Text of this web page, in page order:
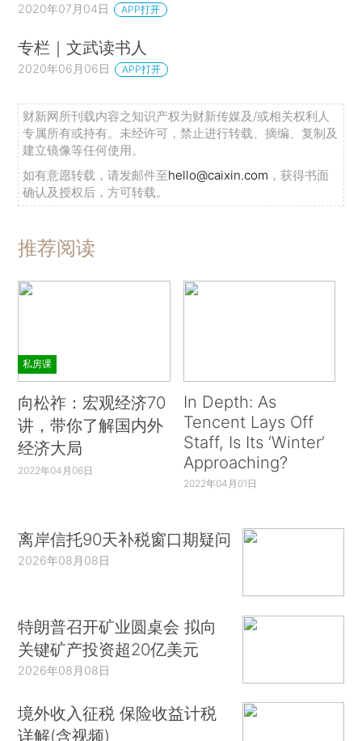
2020年07月04日 APP打开
专栏｜文武读书人
2020年06月06日 APP打开
财新网所刊载内容之知识产权为财新传媒及/或相关权利人
专属所有或持有。未经许可，禁止进行转载、摘编、复制及
建立镜像等任何使用。
如有意愿转载，请发邮件至hello@caixin.com ，获得书面
确认及授权后，方可转载。
推荐阅读
私房课
向松祚：宏观经济70
讲，带你了解国内外
经济大局
2022年04月06日
In Depth: As
Tencent Lays Off
Staff, Is Its ‘Winter’
Approaching?
2022年04月01日
离岸信托90天补税窗口期疑问
2026年08月08日
特朗普召开矿业圆桌会 拟向
关键矿产投资超20亿美元
2026年08月08日
境外收入征税 保险收益计税
详解(含视频)